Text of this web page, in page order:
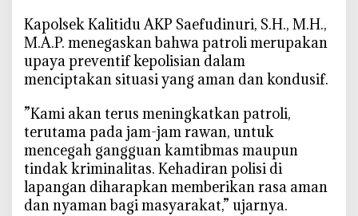
g
a
h
K
i
m
i
n
a
l
‎Kapolsek Kalitidu AKP Saefudinuri, S.H., M.H.,
M.A.P. menegaskan bahwa patroli merupakan
upaya preventif kepolisian dalam
menciptakan situasi yang aman dan kondusif.
‎”Kami akan terus meningkatkan patroli,
terutama pada jam-jam rawan, untuk
mencegah gangguan kamtibmas maupun
tindak kriminalitas. Kehadiran polisi di
lapangan diharapkan memberikan rasa aman
dan nyaman bagi masyarakat,” ujarnya.